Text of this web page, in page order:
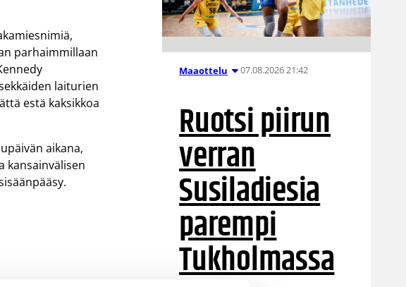
parhaimmillaan
laiturien
estä kaksikkoa
aikana,
kansainvälisen
Maaottelu 07.08.2026 21:42
Ruotsi piirun
verran
Susiladiesia
parempi
Tukholmassa